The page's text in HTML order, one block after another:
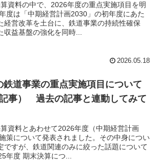
資料の中で、2026年度の重点実施項目を明
度は「中期経営計画2030」の初年度にあた
経営改革を土台に、鉄道事業の持続性確保
益基盤の強化を同時...
2026.05.18
道事業の重点実施項目について
記事） 過去の記事と連動してみて
資料とあわせて2026年度（中期経営計画
策について発表されました。その中身につい
ですが、鉄道関連のみに絞った話題について
年度 期末決算につ...